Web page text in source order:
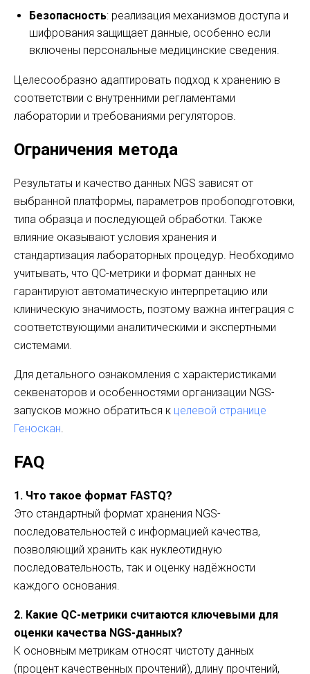
Безопасность: реализация механизмов доступа и
шифрования защищает данные, особенно если
включены персональные медицинские сведения.
Целесообразно адаптировать подход к хранению в
соответствии с внутренними регламентами
лаборатории и требованиями регуляторов.
Ограничения метода
Результаты и качество данных NGS зависят от
выбранной платформы, параметров пробоподготовки,
типа образца и последующей обработки. Также
влияние оказывают условия хранения и
стандартизация лабораторных процедур. Необходимо
учитывать, что QC-метрики и формат данных не
гарантируют автоматическую интерпретацию или
клиническую значимость, поэтому важна интеграция с
соответствующими аналитическими и экспертными
системами.
Для детального ознакомления с характеристиками
секвенаторов и особенностями организации NGS-
запусков можно обратиться к целевой странице
Геноскан
FAQ
1. Что такое формат FASTQ?
Это стандартный формат хранения NGS-
последовательностей с информацией качества,
позволяющий хранить как нуклеотидную
последовательность, так и оценку надёжности
каждого основания.
2. Какие QC-метрики считаются ключевыми для
оценки качества NGS-данных?
К основным метрикам относят чистоту данных
(процент качественных прочтений), длину прочтений,